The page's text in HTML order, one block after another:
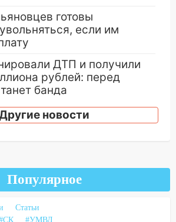
готовы
если им
ДТП и получили
рублей: перед
банда
произошел крупный пожар
обращении с
на «льготниках»: в
новости
Популярное
Статьи
#УМВД